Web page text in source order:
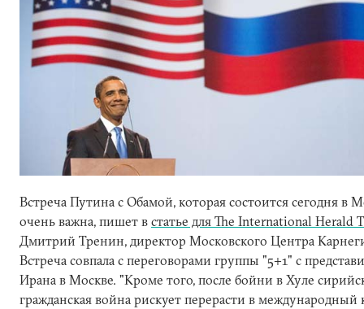
Встреча Путина с Обамой, которая состоится сегодня в
очень важна, пишет в статье для The International Herald
Дмитрий Тренин, директор Московского Центра
Встреча совпала с переговорами группы "5+1" с
Ирана в Москве. "Кроме того, после бойни в Хуле
гражданская война рискует перерасти в международный